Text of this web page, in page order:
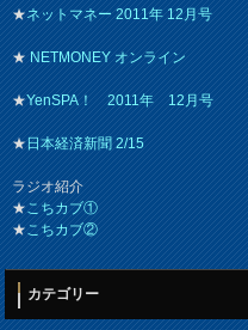
★ネットマネー 2011年 12月号
★NETMONEY オンライン
★YenSPA！ 2011年 12月号
★日本経済新聞 2/15
ラジオ紹介
★こちカブ①
★こちカブ②
カテゴリー